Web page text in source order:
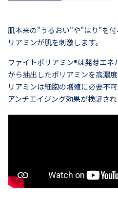
肌本来の"うるおい"や"はり"を
リアミンが肌を刺激します。
ファイトポリアミン®は発芽エ
から抽出したポリアミンを高濃
リアミンは細胞の増殖に必要不
アンチエイジング効果が検証され